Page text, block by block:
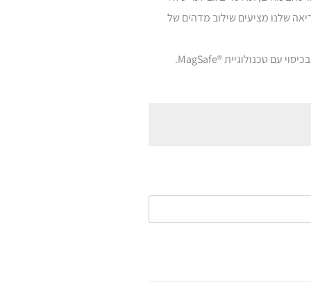
משקפי השמש הקריאה שלנו מציעים שילוב מדהים של